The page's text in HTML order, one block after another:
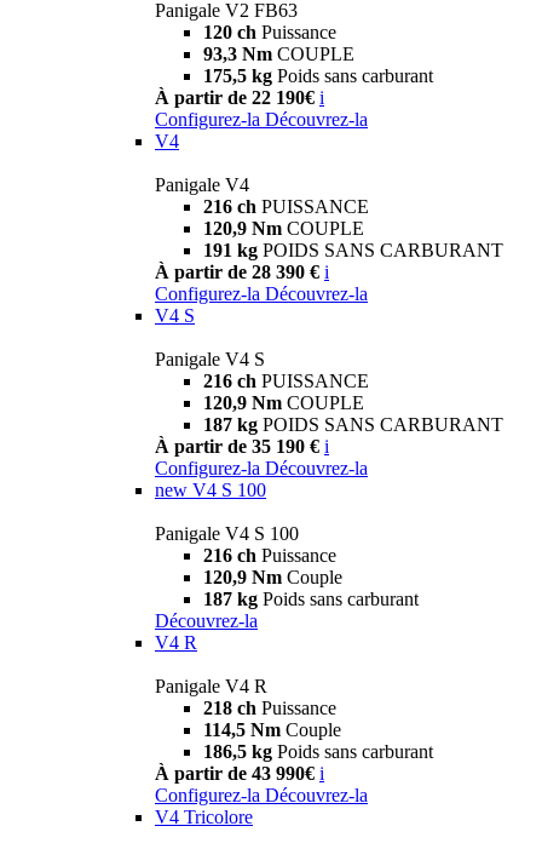
Panigale V2 FB63
120 ch Puissance
93,3 Nm COUPLE
175,5 kg Poids sans carburant
À partir de 22 190€ i
Configurez-la Découvrez-la
V4
Panigale V4
216 ch PUISSANCE
120,9 Nm COUPLE
191 kg POIDS SANS CARBURANT
À partir de 28 390 € i
Configurez-la Découvrez-la
V4 S
Panigale V4 S
216 ch PUISSANCE
120,9 Nm COUPLE
187 kg POIDS SANS CARBURANT
À partir de 35 190 € i
Configurez-la Découvrez-la
new V4 S 100
Panigale V4 S 100
216 ch Puissance
120,9 Nm Couple
187 kg Poids sans carburant
Découvrez-la
V4 R
Panigale V4 R
218 ch Puissance
114,5 Nm Couple
186,5 kg Poids sans carburant
À partir de 43 990€ i
Configurez-la Découvrez-la
V4 Tricolore